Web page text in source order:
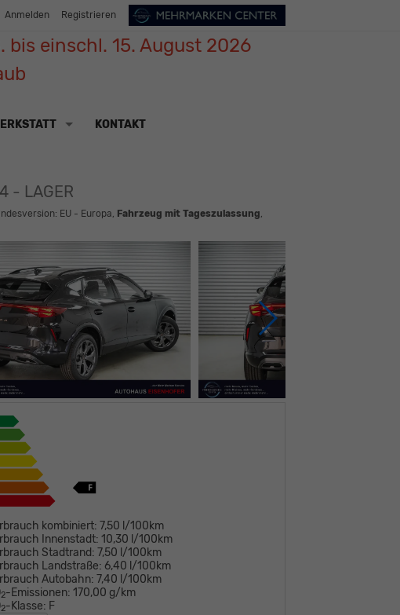
Anmelden Registrieren
einschl. 15. August 2026
KONTAKT
- LAGER
EU - Europa, Fahrzeug mit Tageszulassung,
kombiniert: 7,50 l/100km
Innenstadt: 10,30 l/100km
Stadtrand: 7,50 l/100km
Landstraße: 6,40 l/100km
Autobahn: 7,40 l/100km
2-Emissionen: 170,00 g/km
2-Klasse: F